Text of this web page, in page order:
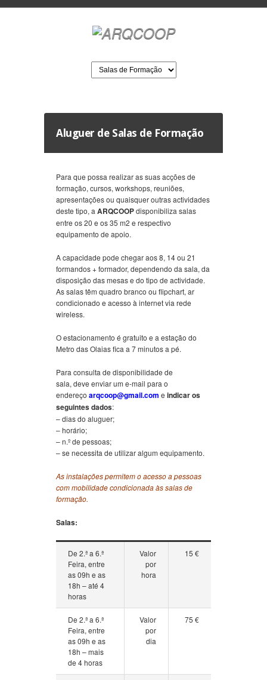
Aluguer de Salas de Formação
Para que possa realizar as suas acções de
formação, cursos, workshops, reuniões,
apresentações ou quaisquer outras actividades
deste tipo, a ARQCOOPdisponibiliza salas
entre os 20 e os 35 m2 e respectivo
equipamento de apoio.
A capacidade pode chegar aos 8, 14 ou 21
formandos + formador, dependendo da sala, da
disposição das mesas e do tipo de actividade.
As salas têm quadro branco ou flipchart, ar
condicionado e acesso à internet via rede
wireless.
O estacionamento é gratuito e a estação do
Metro das Olaias fica a 7 minutos a pé.
Para consulta de disponibilidade de
sala, deve enviar um e-mail para o
endereço arqcoop@gmail.com e indicar os
seguintes dados:
– dias do aluguer;
– horário;
– n.º de pessoas;
– se necessita de utilizar algum equipamento.
As instalações permitem o acesso a pessoas
com mobilidade condicionada às salas de
formação.
Salas:
De 2.ª a 6.ª
Feira, entre
as 09h e as
18h – até 4
horas
Valor
por
hora
15 €
De 2.ª a 6.ª
Feira, entre
as 09h e as
18h – mais
de 4 horas
Valor
por
dia
75 €